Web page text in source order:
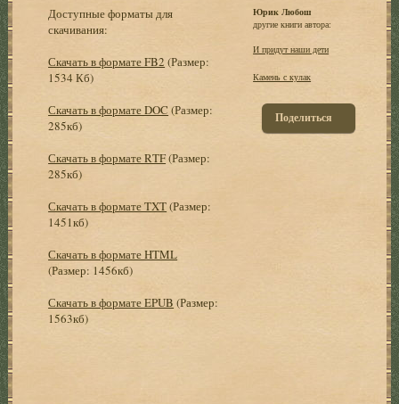
Доступные форматы для
скачивания:
Скачать в формате FB2 (Размер:
1534 Кб)
Скачать в формате DOC (Размер:
285кб)
Скачать в формате RTF(Размер:
285кб)
Скачать в формате TXT(Размер:
1451кб)
Скачать в формате HTML
(Размер: 1456кб)
Скачать в формате EPUB (Размер:
1563кб)
Юрик Любош
другие книги автора:
И придут наши дети
Камень с кулак
Поделиться